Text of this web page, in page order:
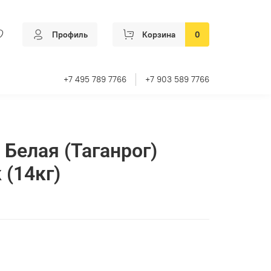
Профиль Корзина 0
+7 495 789 7766 +7 903 589 7766
(Таганрог)